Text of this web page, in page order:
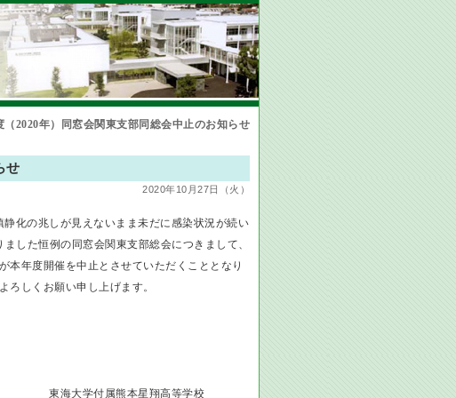
（2020年）同窓会関東支部同総会中止のお知らせ
せ
2020年10月27日（火）
化の兆しが見えないまま未だに感染状況が続い
した恒例の同窓会関東支部総会につきまして、
本年度開催を中止とさせていただくこととなり
ろしくお願い申し上げます。
東海大学付属熊本星翔高等学校